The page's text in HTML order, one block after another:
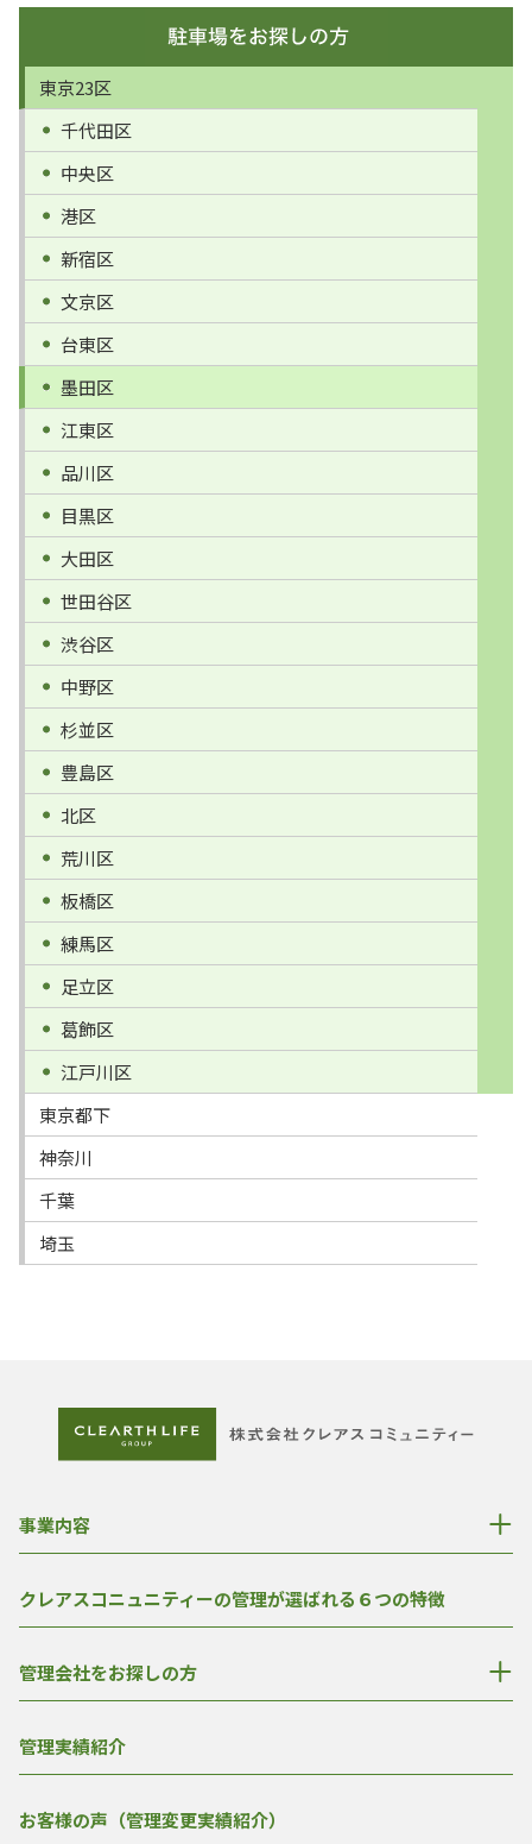
東京23区
千代田区
中央区
港区
新宿区
文京区
台東区
墨田区
江東区
品川区
目黒区
大田区
世田谷区
渋谷区
中野区
杉並区
豊島区
北区
荒川区
板橋区
練馬区
足立区
葛飾区
江戸川区
東京都下
神奈川
千葉
埼玉
事業内容
クレアスコニュニティーの管理が選ばれる６つの特徴
管理会社をお探しの方
管理実績紹介
お客様の声（管理変更実績紹介）